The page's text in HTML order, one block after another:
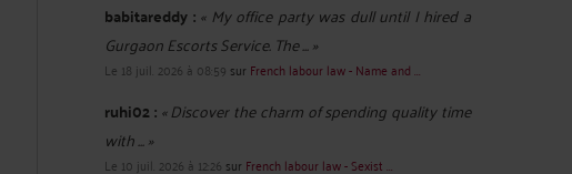
babitareddy : « My office party was dull until I hired a
Gurgaon Escorts Service. The ... »
Le 18 juil. 2026 à 08:59 sur French labour law - Name and ...
ruhi02 : « Discover the charm of spending quality time
with ... »
Le 10 juil. 2026 à 12:26 sur French labour law - Sexist ...